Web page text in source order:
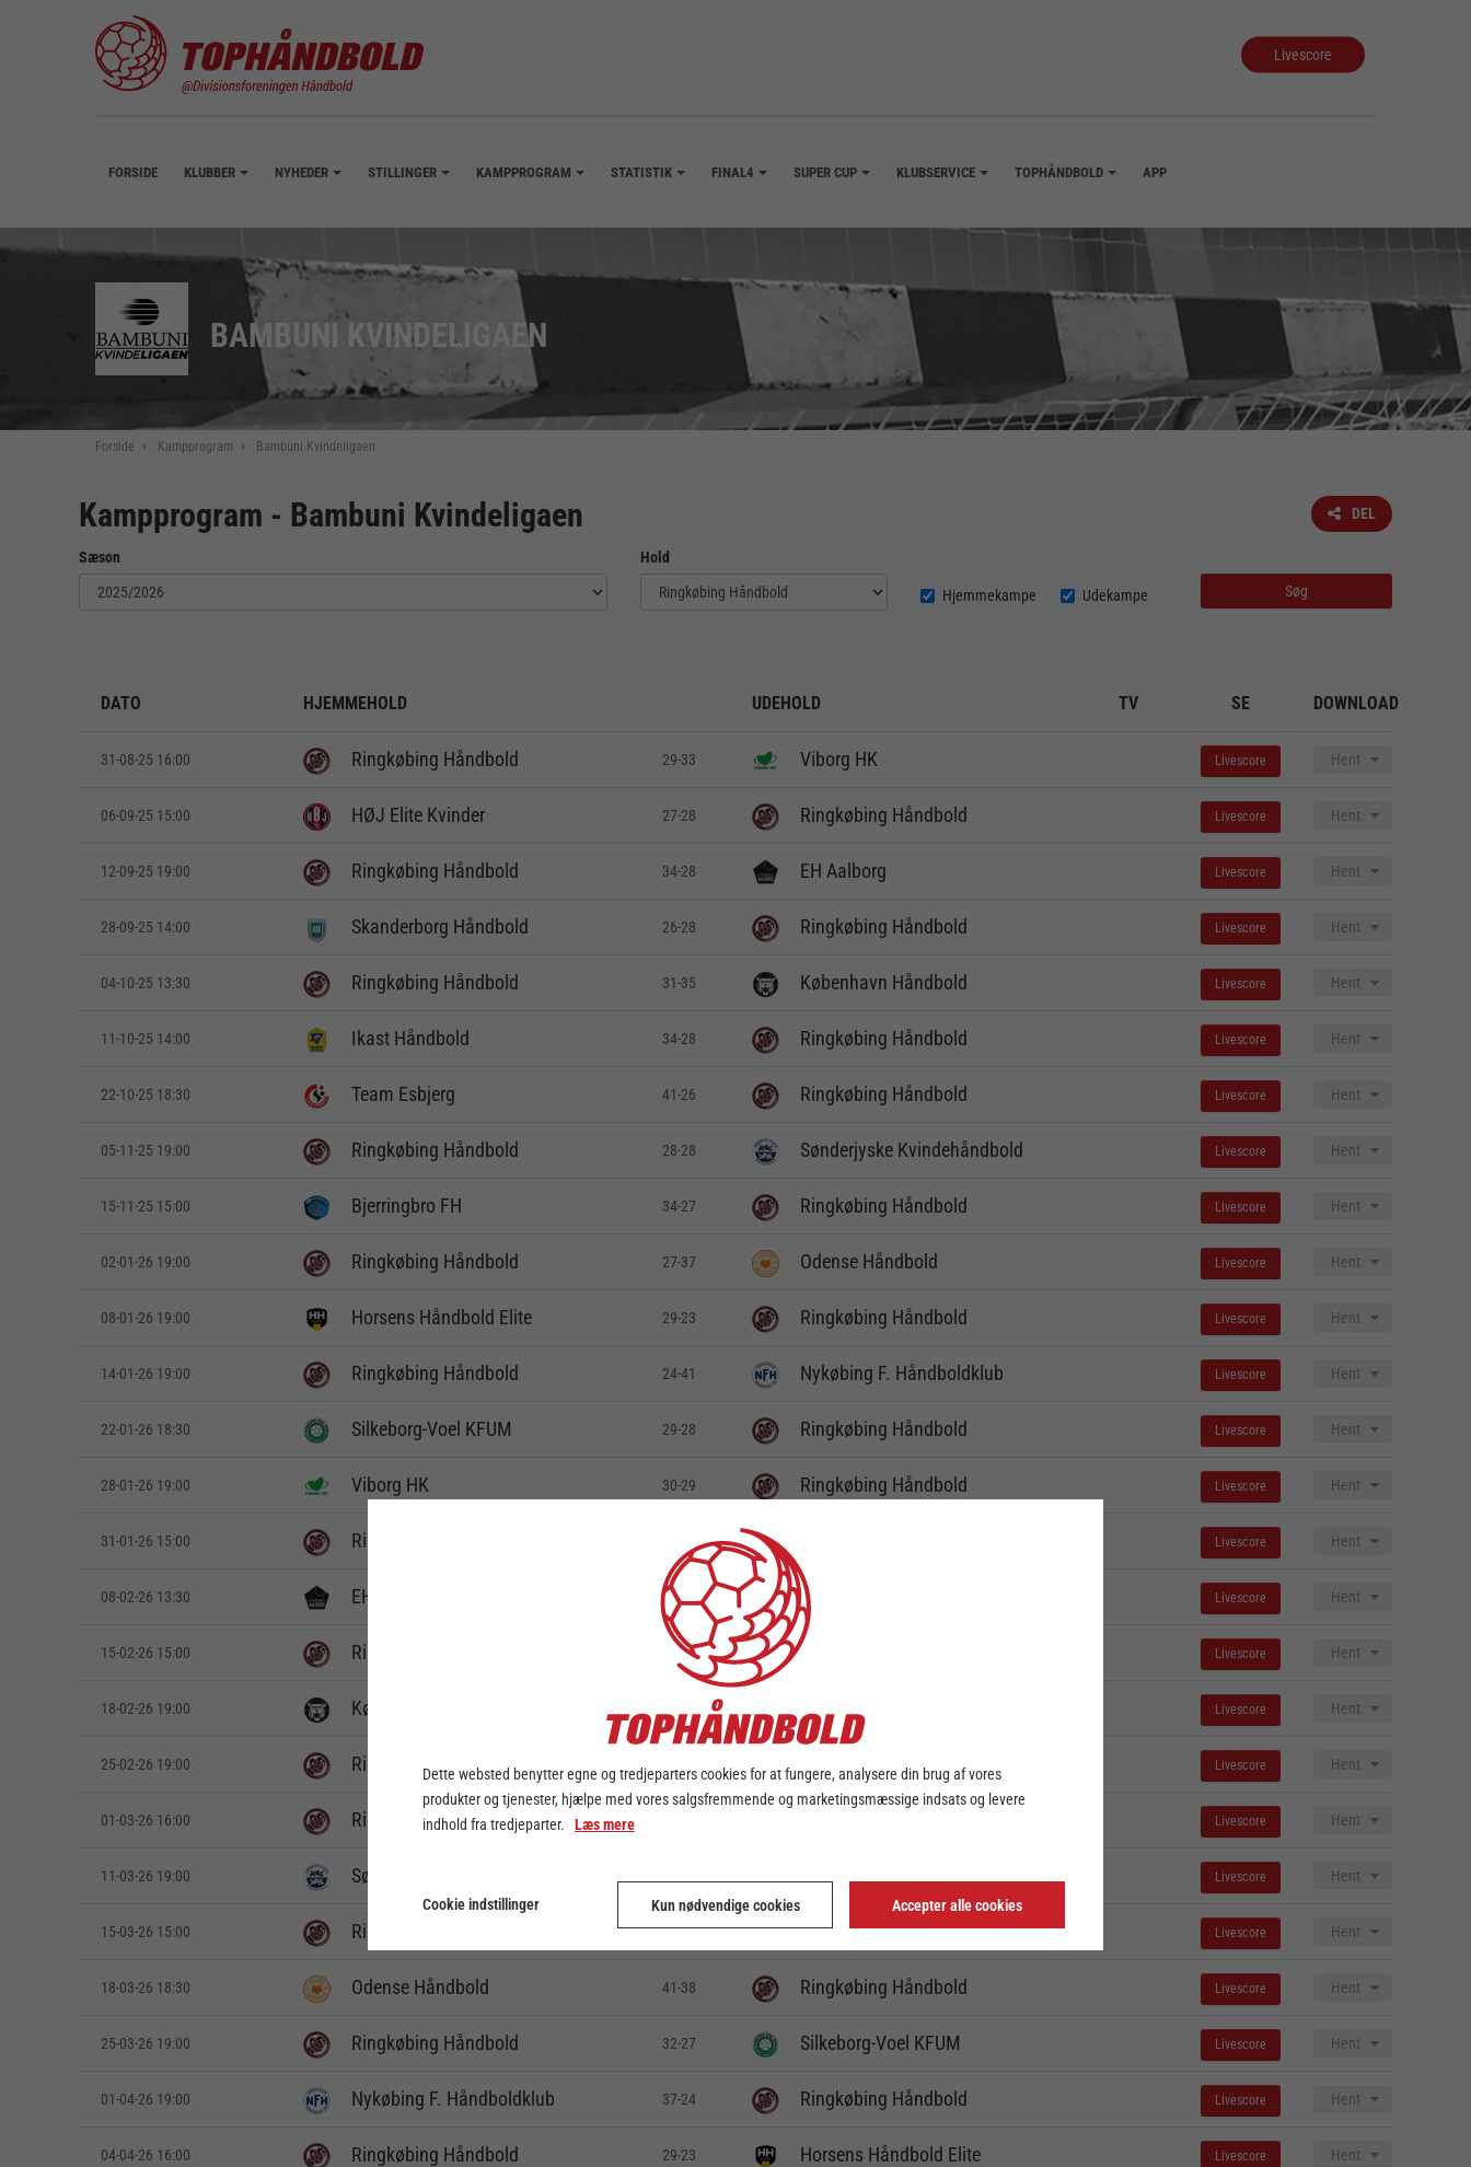
Livescore
FORSIDE KLUBBER NYHEDER STILLINGER KAMPPROGRAM STATISTIK FINAL4 SUPER CUP KLUBSERVICE TOPHÅNDBOLD APP
BAMBUNI KVINDELIGAEN
Forside Kampprogram Bambuni Kvindeligaen
Kampprogram - Bambuni Kvindeligaen DEL
Sæson Hold
Hjemmekampe Udekampe
DATO HJEMMEHOLD UDEHOLD TV SE DOWNLOAD
31-08-25 16:00 Ringkøbing Håndbold 29-33 Viborg HK Livescore Hent
06-09-25 15:00 HØJ Elite Kvinder 27-28 Ringkøbing Håndbold Livescore Hent
12-09-25 19:00 Ringkøbing Håndbold 34-28 EH Aalborg Livescore Hent
28-09-25 14:00 Skanderborg Håndbold 26-28 Ringkøbing Håndbold Livescore Hent
04-10-25 13:30 Ringkøbing Håndbold 31-35 København Håndbold Livescore Hent
11-10-25 14:00 Ikast Håndbold 34-28 Ringkøbing Håndbold Livescore Hent
22-10-25 18:30 Team Esbjerg 41-26 Ringkøbing Håndbold Livescore Hent
05-11-25 19:00 Ringkøbing Håndbold 28-28 Sønderjyske Kvindehåndbold Livescore Hent
15-11-25 15:00 Bjerringbro FH 34-27 Ringkøbing Håndbold Livescore Hent
02-01-26 19:00 Ringkøbing Håndbold 27-37 Odense Håndbold Livescore Hent
08-01-26 19:00 Horsens Håndbold Elite 29-23 Ringkøbing Håndbold Livescore Hent
14-01-26 19:00 Ringkøbing Håndbold 24-41 Nykøbing F. Håndboldklub Livescore Hent
22-01-26 18:30 Silkeborg-Voel KFUM 29-28 Ringkøbing Håndbold Livescore Hent
28-01-26 19:00 Viborg HK 30-29 Ringkøbing Håndbold Livescore Hent
31-01-26 15:00 Ringkøbing Håndbold Livescore Hent
08-02-26 13:30 EH Aalborg 32-34 Ringkøbing Håndbold Livescore Hent
15-02-26 15:00 Ringkøbing Håndbold 28-30 Skanderborg Håndbold Livescore Hent
18-02-26 19:00 København Håndbold Ringkøbing Håndbold Livescore Hent
25-02-26 19:00 Ringkøbing Håndbold Ikast Håndbold Livescore Hent
01-03-26 16:00 Ringkøbing Håndbold Livescore Hent
11-03-26 19:00 Sønderjyske Kvindehåndbold Livescore Hent
15-03-26 15:00 Ringkøbing Håndbold 37-29 Bjerringbro FH Livescore Hent
18-03-26 18:30 Odense Håndbold 41-38 Ringkøbing Håndbold Livescore Hent
25-03-26 19:00 Ringkøbing Håndbold 32-27 Silkeborg-Voel KFUM Livescore Hent
01-04-26 19:00 Nykøbing F. Håndboldklub 37-24 Ringkøbing Håndbold Livescore Hent
04-04-26 16:00 Ringkøbing Håndbold 29-23 Horsens Håndbold Elite Livescore Hent
Dette websted benytter egne og tredjeparters cookies for at fungere, analysere din brug af vores
produkter og tjenester, hjælpe med vores salgsfremmende og marketingsmæssige indsats og levere
indhold fra tredjeparter. Læs mere
Cookie indstillinger Kun nødvendige cookies Accepter alle cookies